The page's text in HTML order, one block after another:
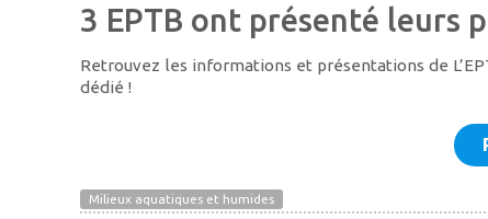
3 EPTB ont présenté leurs
Retrouvez les informations et présentations de
dédié !
Milieux aquatiques et humides